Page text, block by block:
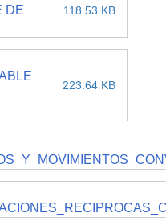
DE
118.53 KB
223.64 KB